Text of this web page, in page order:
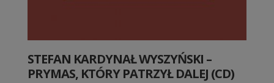
STEFAN KARDYNAŁ WYSZYŃSKI –
PRYMAS, KTÓRY PATRZYŁ DALEJ (CD)